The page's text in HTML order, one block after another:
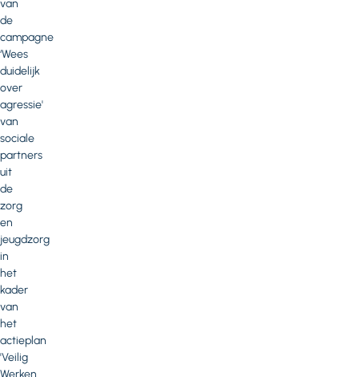
van
de
campagne
‘Wees
duidelijk
over
agressie'
van
sociale
partners
uit
de
zorg
en
jeugdzorg
in
het
kader
van
het
actieplan
'Veilig
Werken